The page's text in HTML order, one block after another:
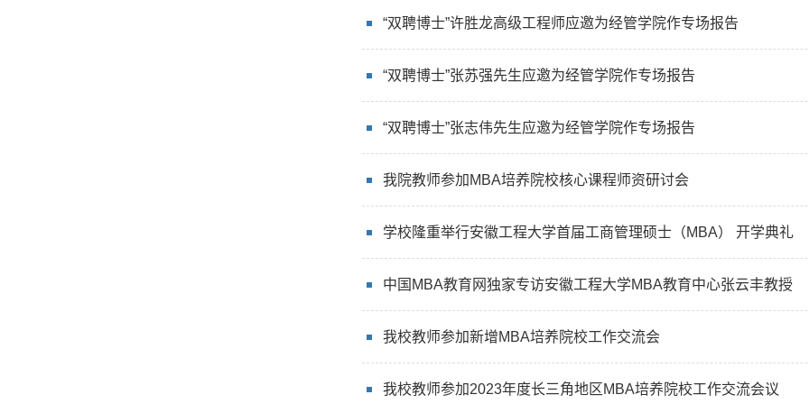
“双聘博士”许胜龙高级工程师应邀为经管学院作专场报告
“双聘博士”张苏强先生应邀为经管学院作专场报告
“双聘博士”张志伟先生应邀为经管学院作专场报告
我院教师参加MBA培养院校核心课程师资研讨会
学校隆重举行安徽工程大学首届工商管理硕士（MBA） 开学典礼
中国MBA教育网独家专访安徽工程大学MBA教育中心张云丰教授
我校教师参加新增MBA培养院校工作交流会
我校教师参加2023年度长三角地区MBA培养院校工作交流会议